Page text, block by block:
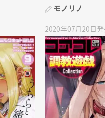
モノリノ
2020年07月20日